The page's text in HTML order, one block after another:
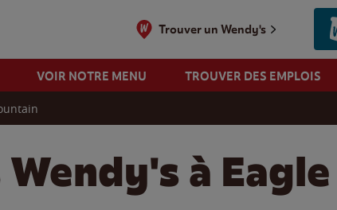
Trouver un Wendy's
VOIR NOTRE MENU TROUVER DES EMPLOIS
à